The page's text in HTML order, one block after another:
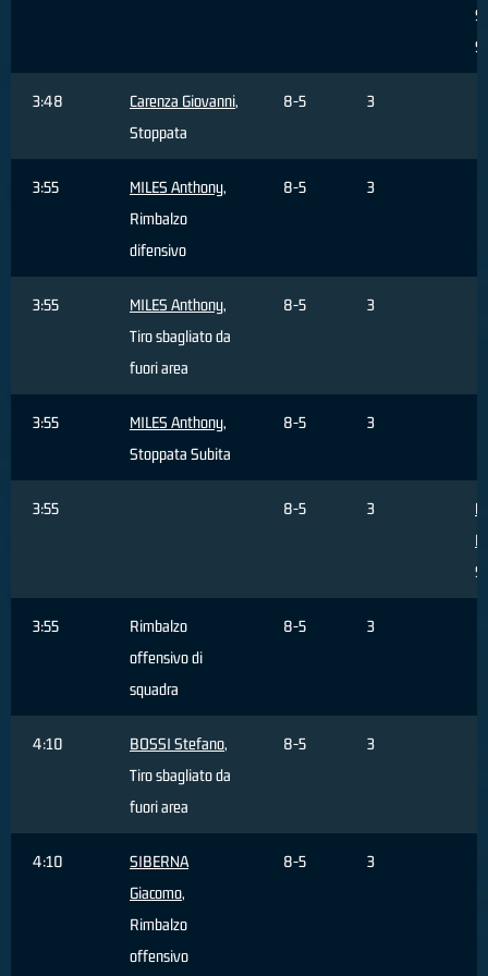
3:48 Carenza Giovanni,
Stoppata
8-5 3
3:55 MILES Anthony,
Rimbalzo
difensivo
8-5 3
3:55 MILES Anthony,
Tiro sbagliato da
fuori area
8-5 3
3:55 MILES Anthony,
Stoppata Subita
8-5 3
3:55 8-5 3
3:55
Rimbalzo
offensivo di
squadra
8-5 3
4:10 BOSSI Stefano,
Tiro sbagliato da
fuori area
8-5 3
4:10
SIBERNA
Giacomo,
Rimbalzo
offensivo
8-5 3